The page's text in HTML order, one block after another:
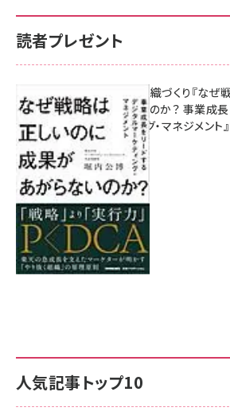
人気記事トップ10
読者プレゼント
成果を生む組織づくり『な
があがらないのか？ 事業成
マーケティング・マネジメント
8月7日 10:00